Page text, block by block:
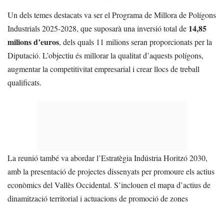
Un dels temes destacats va ser el Programa de Millora de Polígons
Industrials 2025-2028, que suposarà una inversió total de 14,85
milions d’euros, dels quals 11 milions seran proporcionats per la
Diputació. L’objectiu és millorar la qualitat d’aquests polígons,
augmentar la competitivitat empresarial i crear llocs de treball
qualificats.
La reunió també va abordar l’Estratègia Indústria Horitzó 2030,
amb la presentació de projectes dissenyats per promoure els actius
econòmics del Vallès Occidental. S’inclouen el mapa d’actius de
dinamització territorial i actuacions de promoció de zones